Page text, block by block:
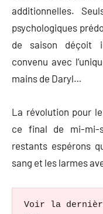
additionnelles.
psychologiques
de saison déçoit
convenu avec
mains de Daryl…
La révolution pour
ce final de mi-mi-
restants espérons
sang et les larmes